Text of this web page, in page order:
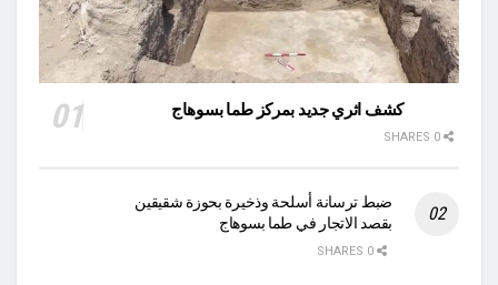
كشف اثري جديد بمركز طما بسوهاج
ضبط ترسانة أسلحة وذخيرة بحوزة شقيقين
بقصد الاتجار في طما بسوهاج